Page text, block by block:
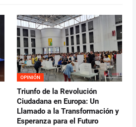
OPINIÓN
Triunfo de la Revolución
Ciudadana en Europa: Un
Llamado a la Transformación y
Esperanza para el Futuro